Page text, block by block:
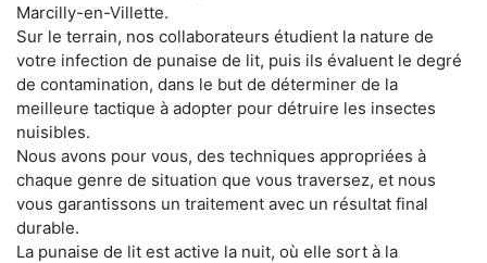
Marcilly-en-Villette.
Sur le terrain, nos collaborateurs étudient la nature de
votre infection de punaise de lit, puis ils évaluent le degré
de contamination, dans le but de déterminer de la
meilleure tactique à adopter pour détruire les insectes
nuisibles.
Nous avons pour vous, des techniques appropriées à
chaque genre de situation que vous traversez, et nous
vous garantissons un traitement avec un résultat final
durable.
La punaise de lit est active la nuit, où elle sort à la